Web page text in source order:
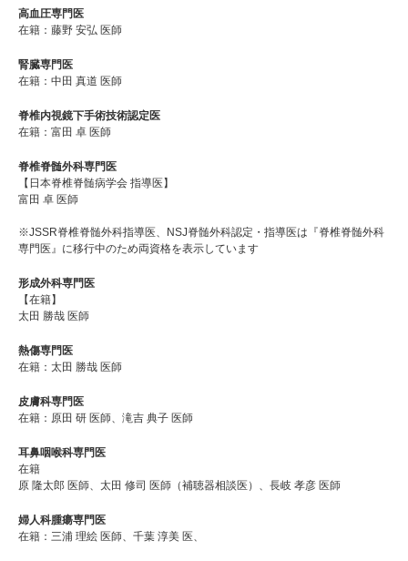
高血圧専門医
在籍：藤野 安弘 医師
腎臓専門医
在籍：中田 真道 医師
脊椎内視鏡下手術技術認定医
在籍：富田 卓 医師
脊椎脊髄外科専門医
【日本脊椎脊髄病学会 指導医】
富田 卓 医師
※JSSR脊椎脊髄外科指導医、NSJ脊髄外科認定・指導医は『脊椎脊髄外科
専門医』に移行中のため両資格を表示しています
形成外科専門医
【在籍】
太田 勝哉 医師
熱傷専門医
在籍：太田 勝哉 医師
皮膚科専門医
在籍：原田 研 医師、滝吉 典子 医師
耳鼻咽喉科専門医
在籍
原 隆太郎 医師、太田 修司 医師（補聴器相談医）、長岐 孝彦 医師
婦人科腫瘍専門医
在籍：三浦 理絵 医師、千葉 淳美 医、